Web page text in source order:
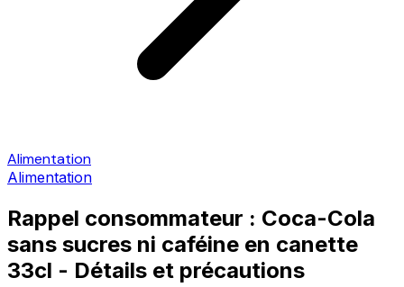
Alimentation
Alimentation
Rappel consommateur : Coca-Cola
sans sucres ni caféine en canette
33cl - Détails et précautions